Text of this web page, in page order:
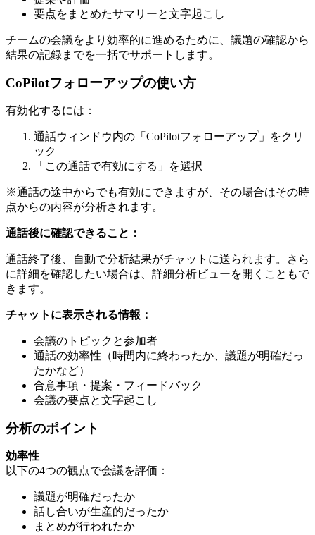
要点をまとめたサマリーと文字起こし
チームの会議をより効率的に進めるために、議題の確認から
結果の記録までを一括でサポートします。
CoPilotフォローアップの使い方
有効化するには：
通話ウィンドウ内の「CoPilotフォローアップ」をクリ
ック
「この通話で有効にする」を選択
※通話の途中からでも有効にできますが、その場合はその時
点からの内容が分析されます。
通話後に確認できること：
通話終了後、自動で分析結果がチャットに送られます。さら
に詳細を確認したい場合は、詳細分析ビューを開くこともで
きます。
チャットに表示される情報：
会議のトピックと参加者
通話の効率性（時間内に終わったか、議題が明確だっ
たかなど）
合意事項・提案・フィードバック
会議の要点と文字起こし
分析のポイント
効率性
以下の4つの観点で会議を評価：
議題が明確だったか
話し合いが生産的だったか
まとめが行われたか